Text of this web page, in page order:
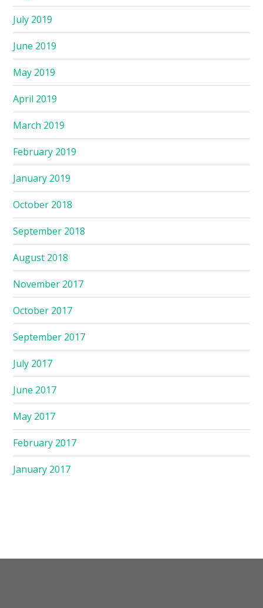
July 2019
June 2019
May 2019
April 2019
March 2019
February 2019
January 2019
October 2018
September 2018
August 2018
November 2017
October 2017
September 2017
July 2017
June 2017
May 2017
February 2017
January 2017